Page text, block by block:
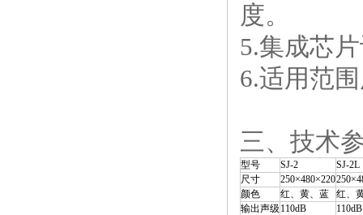
度。
5.集成芯
6.适用范
三、技术
型号 SJ-2
SJ-2L
尺寸
250×480×220
颜色
红、黄、蓝
红、
输出声级 110dB
110dB